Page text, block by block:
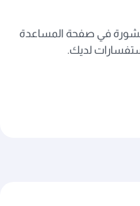
في صفحة المساعدة
لديك.